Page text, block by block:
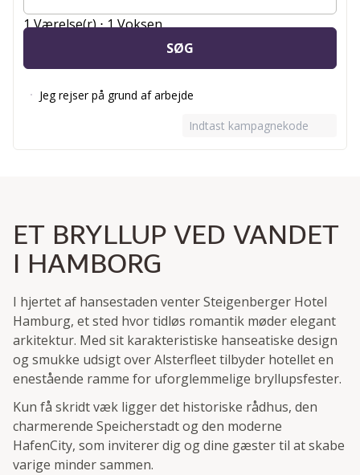
1 Værelse(r) ⋅ 1 Voksen
SØG
Jeg rejser på grund af arbejde
Indtast kampagnekode
ET BRYLLUP VED VANDET
I HAMBORG
I hjertet af hansestaden venter Steigenberger Hotel
Hamburg, et sted hvor tidløs romantik møder elegant
arkitektur. Med sit karakteristiske hanseatiske design
og smukke udsigt over Alsterfleet tilbyder hotellet en
enestående ramme for uforglemmelige bryllupsfester.
Kun få skridt væk ligger det historiske rådhus, den
charmerende Speicherstadt og den moderne
HafenCity, som inviterer dig og dine gæster til at skabe
varige minder sammen.